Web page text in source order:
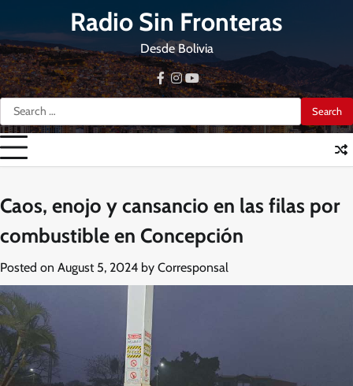
content
Radio Sin Fronteras
Desde Bolivia
Search
for:
facebook
instagram
youtube
Caos, enojo y cansancio en las filas por
combustible en Concepción
Posted on August 5, 2024 by Corresponsal